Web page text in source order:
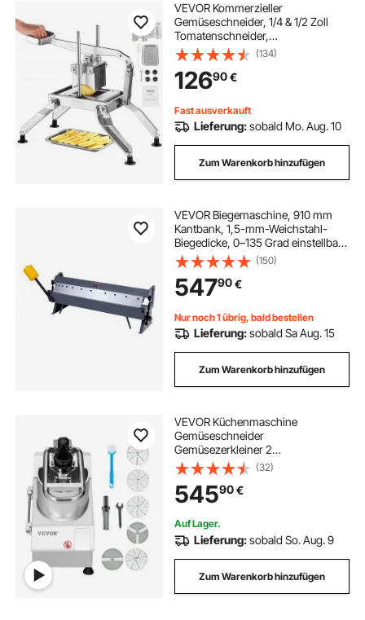
VEVOR Kommerzieller
Gemüseschneider, 1/4 & 1/2 Zoll
Tomatenschneider,
Gemüseschneider aus Edelstahl &
Aluminiumlegierung, Manueller
Gemüseschneider, für Tomaten,
Zwiebeln, Kartoffeln
(134)
12690€
Fast ausverkauft
Lieferung:sobald Mo. Aug. 10
Zum Warenkorb hinzufügen
VEVOR Biegemaschine, 910 mm
Kantbank, 1,5-mm-Weichstahl-
Biegedicke, 0–135 Grad einstellbar,
Blechbieger,
Schwenkbiegemaschine mit 6
Fingern, Blechbiegemaschine für
präzises Biegen
(150)
54790€
Nur noch 1 übrig, bald bestellen
Lieferung:sobald Sa Aug. 15
Zum Warenkorb hinzufügen
VEVOR Küchenmaschine
Gemüseschneider
Gemüsezerkleiner 2
Einfüllöffnungen, Schneider aus
lebensmittelechtem Edelstahl mit 6
abnehmbaren Klingen, 3/5/7/10 mm
Raspel, 2/4 mm Hobel, für Gemüse
Obst
(32)
54590€
Auf Lager.
Lieferung:sobald So. Aug. 9
Zum Warenkorb hinzufügen